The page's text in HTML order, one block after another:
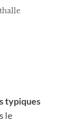
typiques
le